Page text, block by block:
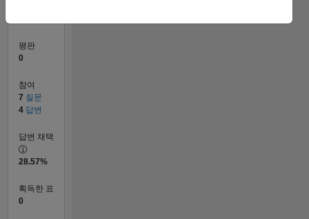
평판
0
참여
7 질문
4 답변
답변 채택
28.57%
획득한 표
0